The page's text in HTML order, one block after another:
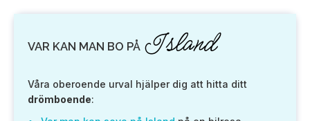
VAR KAN MAN BO PÅ Island
Våra oberoende urval hjälper dig att hitta ditt
drömboende: